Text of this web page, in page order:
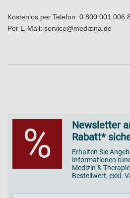
Kostenlos per Telefon: 0 800 001 006 8
Per E-Mail: service@medizina.de
%
Newsletter
Rabatt*
Erhalten Sie
Informationen
Medizin &
Bestellwert, exkl.